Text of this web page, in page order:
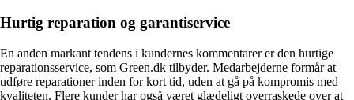
Hurtig reparation og garantiservice
En anden markant tendens i kundernes kommentarer er den hurtige
reparationsservice, som Green.dk tilbyder. Medarbejderne formår at
udføre reparationer inden for kort tid, uden at gå på kompromis med
kvaliteten. Flere kunder har også været glædeligt overraskede over at